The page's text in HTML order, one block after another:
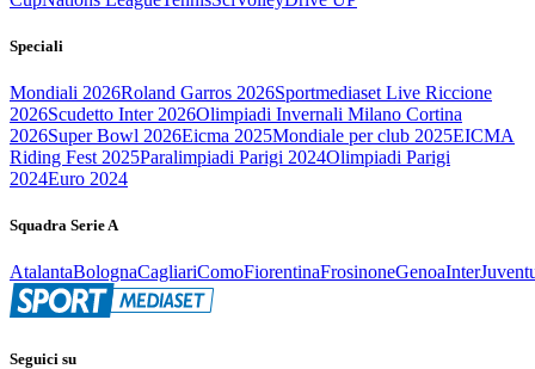
Speciali
Mondiali 2026Roland Garros 2026Sportmediaset Live Riccione
2026Scudetto Inter 2026Olimpiadi Invernali Milano Cortina
2026Super Bowl 2026Eicma 2025Mondiale per club 2025EICMA
Riding Fest 2025Paralimpiadi Parigi 2024Olimpiadi Parigi
2024Euro 2024
Squadra Serie A
AtalantaBolognaCagliariComoFiorentinaFrosinoneGenoaInter
Seguici su